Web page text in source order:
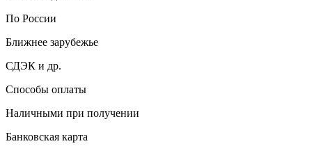
По России
Ближнее зарубежье
СДЭК и др.
Способы оплаты
Наличными при получении
Банковская карта